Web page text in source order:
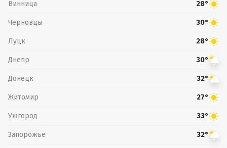
Винница 28°
Черновцы 30°
Луцк 28°
Днепр 30°
Донецк 32°
Житомир 27°
Ужгород 33°
Запорожье 32°